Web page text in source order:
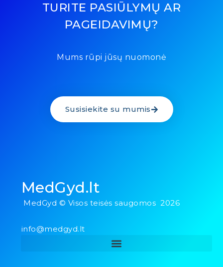
TURITE PASIŪLYMŲ AR
PAGEIDAVIMŲ?
Mums rūpi jūsų nuomonė
Susisiekite su mumis
MedGyd.lt
MedGyd © Visos teisės saugomos 2026
info@medgyd.lt